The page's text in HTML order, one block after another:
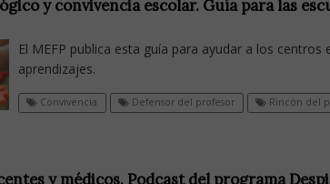
y convivencia escolar. Guía para las
El MEFP publica esta guía para ayudar a los
aprendizajes.
Convivencia Defensor del profesor Rincón del
y médicos. Podcast del programa